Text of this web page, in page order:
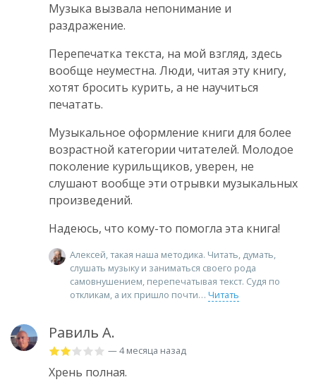
Музыка вызвала непонимание и
раздражение.
Перепечатка текста, на мой взгляд, здесь
вообще неуместна. Люди, читая эту книгу,
хотят бросить курить, а не научиться
печатать.
Музыкальное оформление книги для более
возрастной категории читателей. Молодое
поколение курильщиков, уверен, не
слушают вообще эти отрывки музыкальных
произведений.
Надеюсь, что кому-то помогла эта книга!
Алексей, такая наша методика. Читать, думать,
слушать музыку и заниматься своего рода
самовнушением, перепечатывая текст. Судя по
откликам, а их пришло почти
Читать
Равиль А.
— 4 месяца назад
Хрень полная.